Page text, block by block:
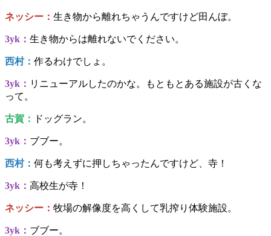
ネッシー： 生き物から離れちゃうんですけど田んぼ。
3yk： 生き物からは離れないでください。
西村： 作るわけでしょ。
3yk： リニューアルしたのかな。もともとある施設が古くな
って。
古賀： ドッグラン。
3yk： ブブー。
西村： 何も考えずに押しちゃったんですけど、寺！
3yk： 高校生が寺！
ネッシー： 牧場の解像度を高くして乳搾り体験施設。
3yk： ブブー。